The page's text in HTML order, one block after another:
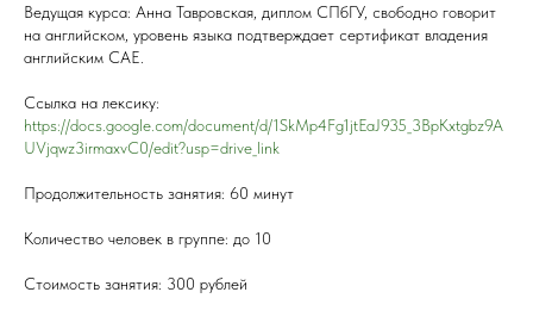
Ведущая курса: Анна Тавровская, диплом СПбГУ, свободно говорит
на английском, уровень языка подтверждает сертификат владения
английским CAE.
Ссылка на лексику:
https://docs.google.com/document/d/1SkMp4Fg1jtEaJ935_3BpKxtgbz9A
UVjqwz3irmaxvC0/edit?usp=drive_link
Продолжительность занятия: 60 минут
Количество человек в группе: до 10
Стоимость занятия: 300 рублей